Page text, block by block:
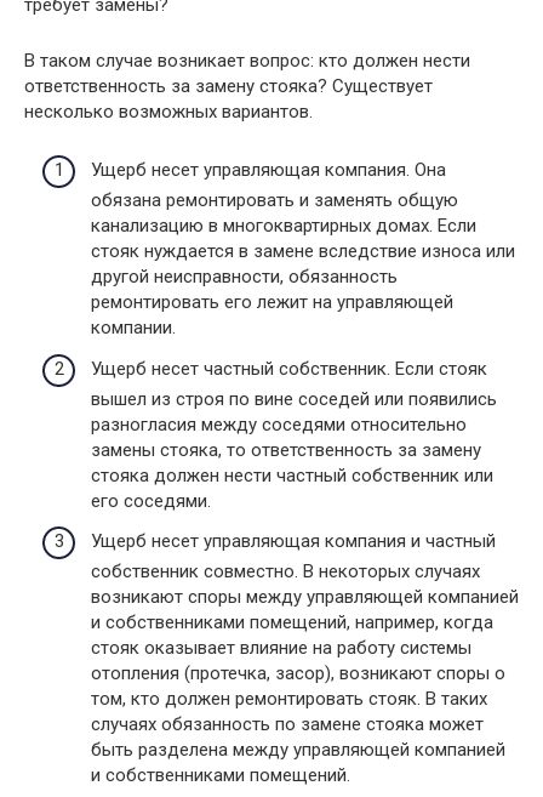
требует замены?
В таком случае возникает вопрос: кто должен нести
ответственность за замену стояка? Существует
несколько возможных вариантов.
Ущерб несет управляющая компания. Она
обязана ремонтировать и заменять общую
канализацию в многоквартирных домах. Если
стояк нуждается в замене вследствие износа или
другой неисправности, обязанность
ремонтировать его лежит на управляющей
компании.
Ущерб несет частный собственник. Если стояк
вышел из строя по вине соседей или появились
разногласия между соседями относительно
замены стояка, то ответственность за замену
стояка должен нести частный собственник или
его соседями.
Ущерб несет управляющая компания и частный
собственник совместно. В некоторых случаях
возникают споры между управляющей компанией
и собственниками помещений, например, когда
стояк оказывает влияние на работу системы
отопления (протечка, засор), возникают споры о
том, кто должен ремонтировать стояк. В таких
случаях обязанность по замене стояка может
быть разделена между управляющей компанией
и собственниками помещений.